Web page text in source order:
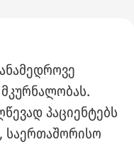
პაციენტებს
საერთაშორისო